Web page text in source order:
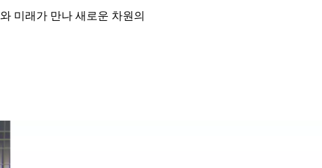
미래가 만나 새로운 차원의